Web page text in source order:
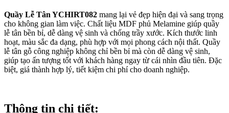
Quầy Lễ Tân YCHIRT082 mang lại vẻ đẹp hiện đại và sang trọng
cho không gian làm việc. Chất liệu MDF phủ Melamine giúp quầy
lễ tân bền bỉ, dễ dàng vệ sinh và chống trầy xước. Kích thước linh
hoạt, màu sắc đa dạng, phù hợp với mọi phong cách nội thất. Quầy
lễ tân gỗ công nghiệp không chỉ bền bỉ mà còn dễ dàng vệ sinh,
giúp tạo ấn tượng tốt với khách hàng ngay từ cái nhìn đầu tiên. Đặc
biệt, giá thành hợp lý, tiết kiệm chi phí cho doanh nghiệp.
Thông tin chi tiết: